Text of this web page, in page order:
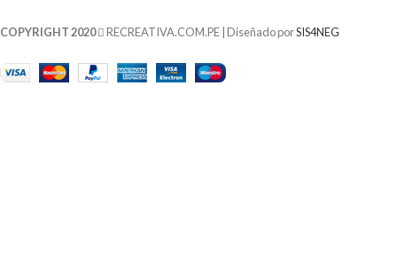
COPYRIGHT 2020 RECREATIVA.COM.PE | Diseñado porSIS4NEG